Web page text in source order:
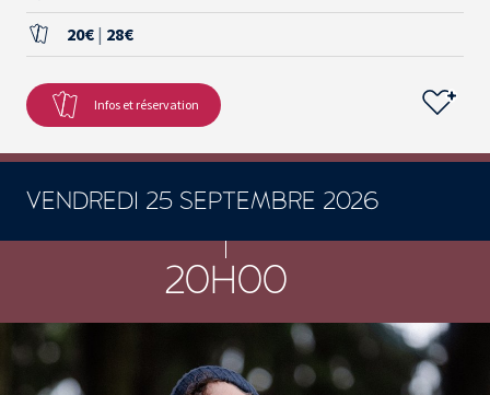
20€ | 28€
Infos et réservation
VENDREDI 25 SEPTEMBRE 2026
20H00